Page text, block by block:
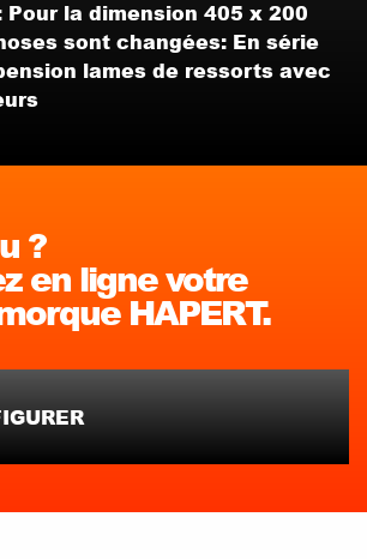
la dimension 405 x 200
sont changées: En série
lames de ressorts avec
?
en ligne votre
HAPERT.